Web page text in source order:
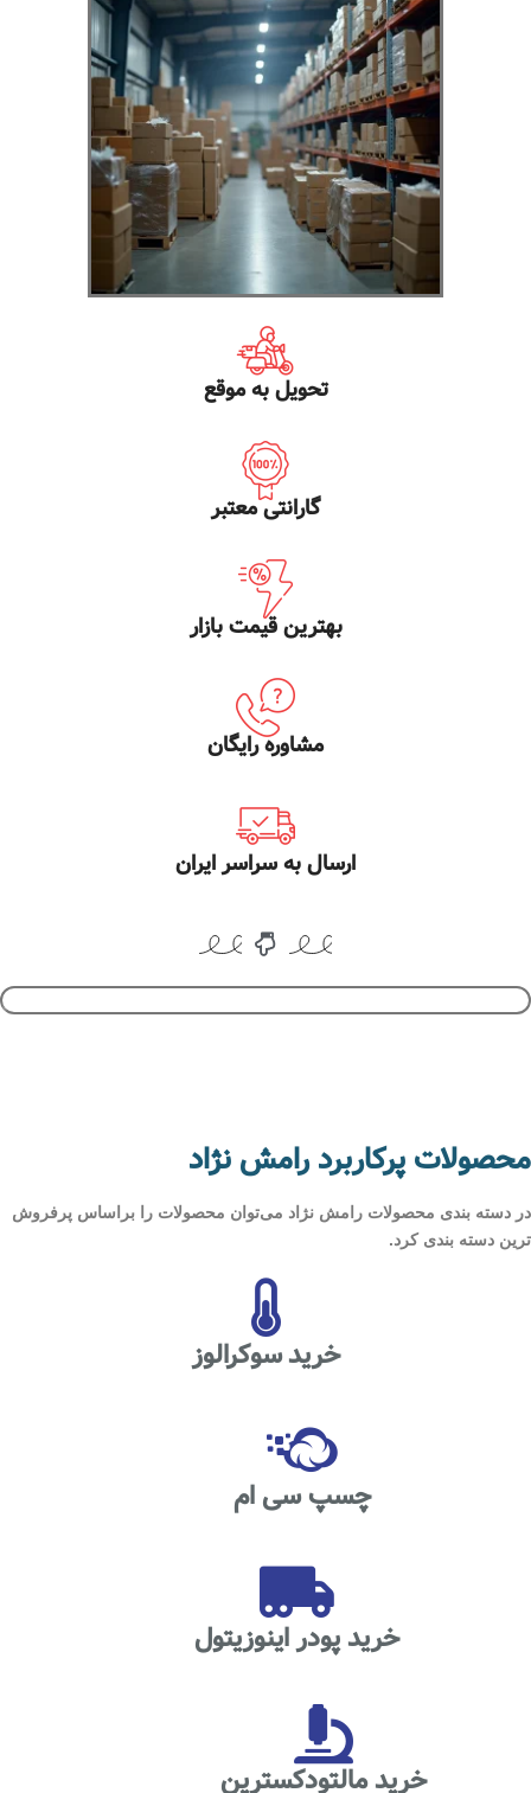
تحویل به موقع
گارانتی معتبر
بهترین قیمت بازار
مشاوره رایگان
ارسال به سراسر ایران
محصولات پرکاربرد رامش نژاد
در دسته بندی محصولات رامش نژاد می‌توان محصولات را براساس پرفروش
ترین دسته بندی کرد.
خرید سوکرالوز
چسپ سی ام
خرید پودر اینوزیتول
خرید مالتودکسترین